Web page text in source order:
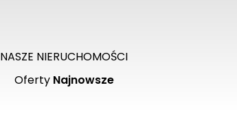
NASZE NIERUCHOMOŚCI
Oferty Najnowsze